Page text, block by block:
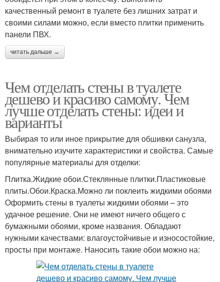
качественный ремонт в туалете без лишних затрат и
своими силами можно, если вместо плитки применить
панели ПВХ.
читать дальше →
Чем отделать стены в туалете
дешево и красиво самому. Чем
лучше отделать стены: идеи и
варианты
Выбирая то или иное прикрытие для обшивки санузла,
внимательно изучите характеристики и свойства. Самые
популярные материалы для отделки:
Плитка.Жидкие обои.Стеклянные плитки.Пластиковые
плиты.Обои.Краска.Можно ли поклеить жидкими обоями
Оформить стены в туалеты жидкими обоями – это
удачное решение. Они не имеют ничего общего с
бумажными обоями, кроме названия. Обладают
нужными качествами: влагоустойчивые и износостойкие,
просты при монтаже. Наносить такие обои можно на: